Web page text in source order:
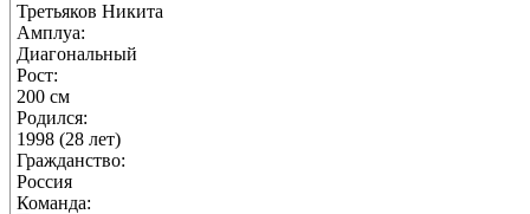
Третьяков Никита
Амплуа:
Диагональный
Рост:
200 см
Родился:
1998 (28 лет)
Гражданство:
Россия
Команда: